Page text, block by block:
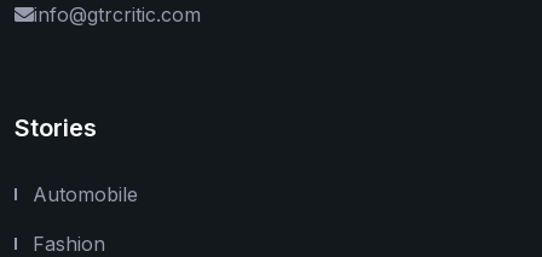
info@gtrcritic.com
Stories
Automobile
Fashion